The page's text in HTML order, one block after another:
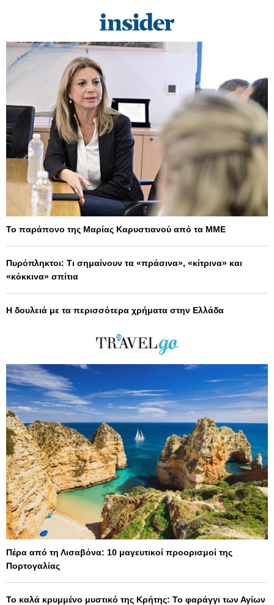
Το παράπονο της Μαρίας Καρυστιανού από τα ΜΜΕ
Πυρόπληκτοι: Τι σημαίνουν τα «πράσινα», «κίτρινα» και
«κόκκινα» σπίτια
Η δουλειά με τα περισσότερα χρήματα στην Ελλάδα
Πέρα από τη Λισαβόνα: 10 μαγευτικοί προορισμοί της
Πορτογαλίας
Το καλά κρυμμένο μυστικό της Κρήτης: Το φαράγγι των Αγίων